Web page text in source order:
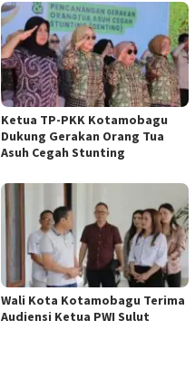
Ketua TP-PKK Kotamobagu
Dukung Gerakan Orang Tua
Asuh Cegah Stunting
Wali Kota Kotamobagu Terima
Audiensi Ketua PWI Sulut